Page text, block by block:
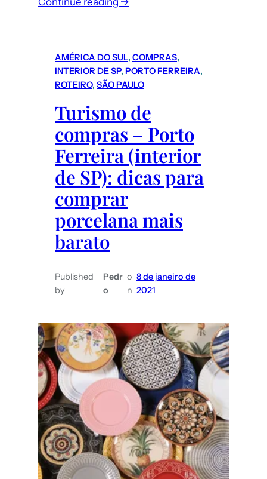
VelociCoaster
da
em
Orlando
(EUA)
AMÉRICA DO SUL, COMPRAS
INTERIOR DE SP, PORTO FERREIRA
ROTEIRO, SÃO PAULO
Turismo de
compras – Porto
Ferreira (interior
de SP): dicas para
comprar
porcelana mais
barato
Published
by
Pedr
o
o
n
8 de janeiro de
2021